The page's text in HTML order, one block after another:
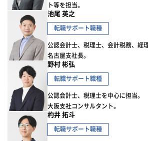
ト等を担当。
池尾 英之
転職サポート職種
公認会計士、税理士、会計税務、経
名古屋支社長。
野村 彬弘
転職サポート職種
公認会計士、税理士を中心に担当。
大阪支社コンサルタント。
杓井 拓斗
転職サポート職種